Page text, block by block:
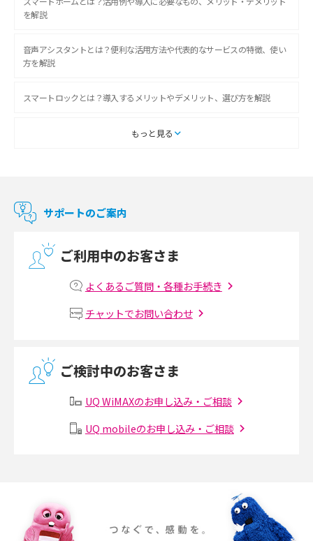
を解説
音声アシスタントとは？便利な活用方法や代表的なサービスの特徴、使い
方を解説
スマートロックとは？導入するメリットやデメリット、選び方を解説
スマートテレビとは？特徴や選び方、使い方をわかりやすく解説
マンションで使えるWi-Fiは？種類ごとの特徴や選び方を紹介
マンションで光回線の利用を始める手順は？設備状況の確認方法も解説
Wi-Fiルーターの設定方法をわかりやすく解説！事前に準備すべきものも紹
無線LANとは？メリット・デメリットや接続方法を解説
メッシュWi-Fiとは？仕組みやメリット・デメリット、中継機との違いを解
ポケット型Wi-Fiをレンタルするメリットとは？選び方や向いている方の特
徴も紹介
もっと見る
サポートのご案内
ご利用中のお客さま
よくあるご質問・各種お手続き
チャットでお問い合わせ
ご検討中のお客さま
UQ WiMAXのお申し込み・ご相談
UQ mobileのお申し込み・ご相談